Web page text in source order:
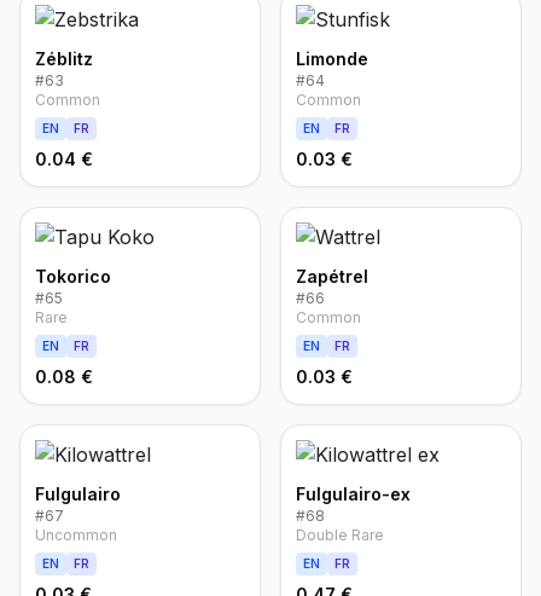
Zéblitz
#63
Common
EN FR
0.04 €
Limonde
#64
Common
EN FR
0.03 €
Tokorico
#65
Rare
EN FR
0.08 €
Zapétrel
#66
Common
EN FR
0.03 €
Fulgulairo
#67
Uncommon
EN FR
Fulgulairo-ex
#68
Double Rare
EN FR